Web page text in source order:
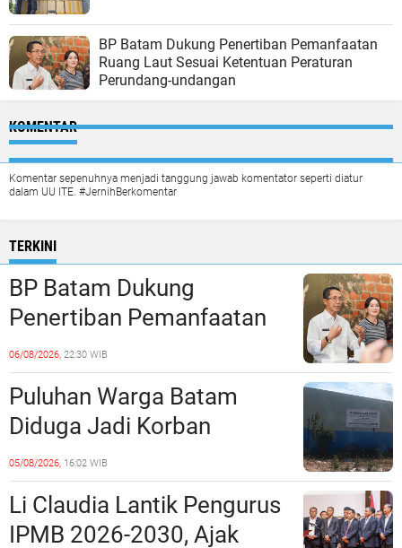
BP Batam Dukung Penertiban Pemanfaatan
Ruang Laut Sesuai Ketentuan Peraturan
Perundang-undangan
KOMENTAR
Komentar sepenuhnya menjadi tanggung jawab komentator seperti diatur
dalam UU ITE. #JernihBerkomentar
TERKINI
BP Batam Dukung
Penertiban Pemanfaatan
Ruang Laut Sesuai
Ketentuan Peraturan
Perundang-undangan
06/08/2026, 22:30 WIB
Puluhan Warga Batam
Diduga Jadi Korban
Penipuan Kavling Hingga
Miliaran Rupiah, Laporan ke
Polda Kepri Jalan di
05/08/2026, 16:02 WIB
Li Claudia Lantik Pengurus
IPMB 2026-2030, Ajak